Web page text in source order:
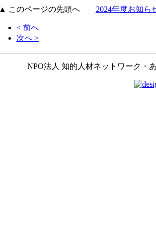
▲ このページの先頭へ 2024年度お知ら
< 前へ
次へ >
NPO法人 知的人材ネットワーク・